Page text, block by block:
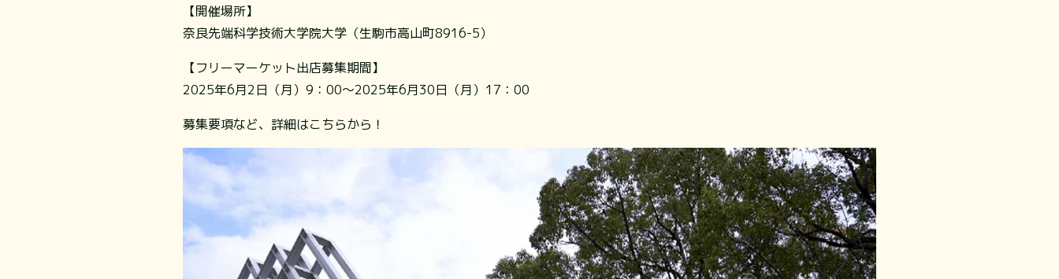
【開催場所】
奈良先端科学技術大学院大学（生駒市高山町8916-5）
【フリーマーケット出店募集期間】
2025年6月2日（月）9：00～2025年6月30日（月）17：00
募集要項など、詳細はこちらから！